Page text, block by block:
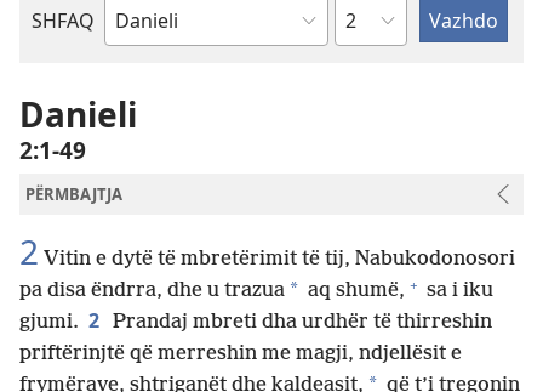
SHFAQ
Librit
Biblës
Kapitullit
Danieli
2:1-49
PËRMBAJTJA
2 Vitin e dytë të mbretërimit të tij, Nabukodonosori
pa disa ëndrra, dhe u trazua * aq shumë, + sa i iku
gjumi. 2 Prandaj mbreti dha urdhër të thirreshin
priftërinjtë që merreshin me magji, ndjellësit e
frymërave, shtriganët dhe kaldeasit, * që t’i tregonin